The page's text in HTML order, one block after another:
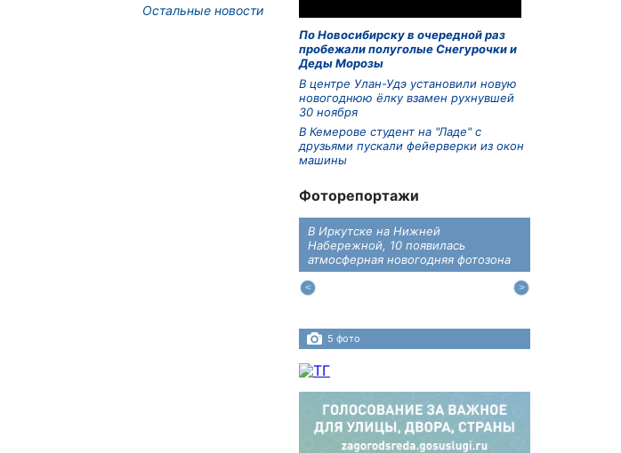
Остальные новости
По Новосибирску в очередной раз
пробежали полуголые Снегурочки и
Деды Морозы
В центре Улан-Удэ установили новую
новогоднюю ёлку взамен рухнувшей
30 ноября
В Кемерове студент на "Ладе" с
друзьями пускали фейерверки из окон
машины
Фоторепортажи
В Иркутске на Нижней
Набережной, 10 появилась
атмосферная новогодняя фотозона
5 фото